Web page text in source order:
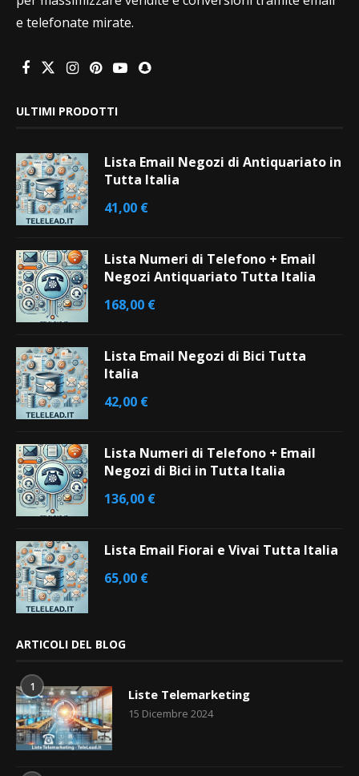
e telefonate mirate.
ULTIMI PRODOTTI
Lista Email Negozi di Antiquariato in
Tutta Italia
41,00 €
Lista Numeri di Telefono + Email
Negozi Antiquariato Tutta Italia
168,00 €
Lista Email Negozi di Bici Tutta
Italia
42,00 €
Lista Numeri di Telefono + Email
Negozi di Bici in Tutta Italia
136,00 €
Lista Email Fiorai e Vivai Tutta Italia
65,00 €
ARTICOLI DEL BLOG
1 Liste Telemarketing
15 Dicembre 2024